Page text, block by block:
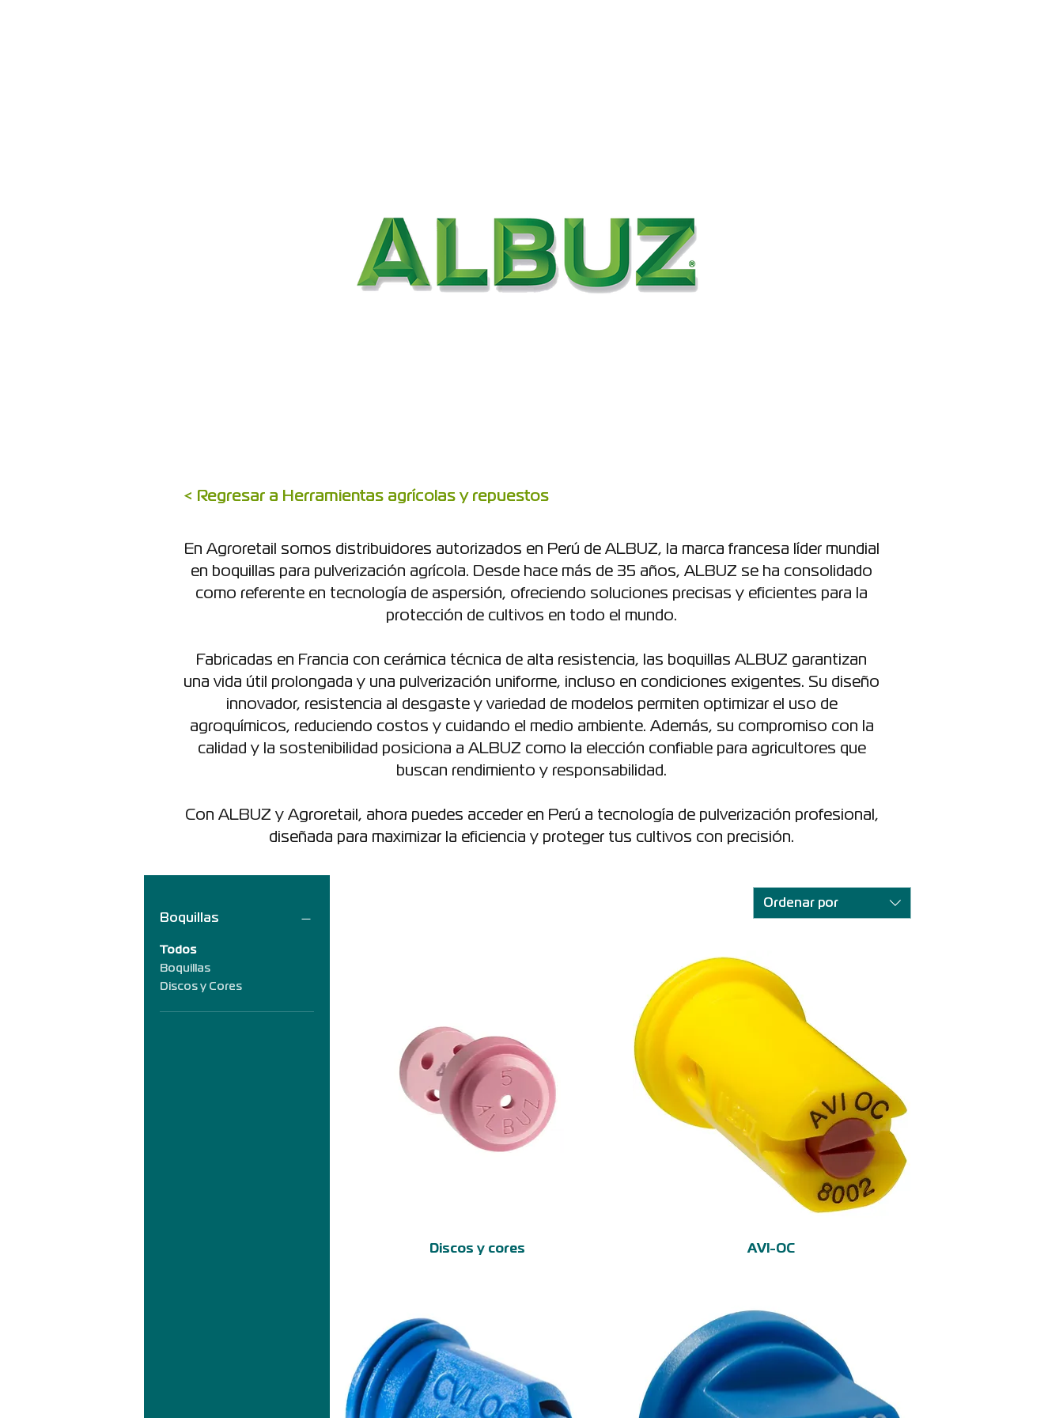
< Regresar a Herramientas agrícolas y repuestos
En Agroretail somos distribuidores autorizados en Perú de ALBUZ, la marca francesa líder mundial
en boquillas para pulverización agrícola. Desde hace más de 35 años, ALBUZ se ha consolidado
como referente en tecnología de aspersión, ofreciendo soluciones precisas y eficientes para la
protección de cultivos en todo el mundo.
Fabricadas en Francia con cerámica técnica de alta resistencia, las boquillas ALBUZ garantizan
una vida útil prolongada y una pulverización uniforme, incluso en condiciones exigentes. Su diseño
innovador, resistencia al desgaste y variedad de modelos permiten optimizar el uso de
agroquímicos, reduciendo costos y cuidando el medio ambiente. Además, su compromiso con la
calidad y la sostenibilidad posiciona a ALBUZ como la elección confiable para agricultores que
buscan rendimiento y responsabilidad.
Con ALBUZ y Agroretail, ahora puedes acceder en Perú a tecnología de pulverización profesional,
diseñada para maximizar la eficiencia y proteger tus cultivos con precisión.
Boquillas
Todos
Boquillas
Discos y Cores
Ordenar por
Vista rápida
Discos y cores Vista rápida
AVI-OC